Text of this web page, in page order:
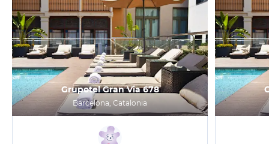
Grupotel Gran Via 678
Barcelona, Catalonia